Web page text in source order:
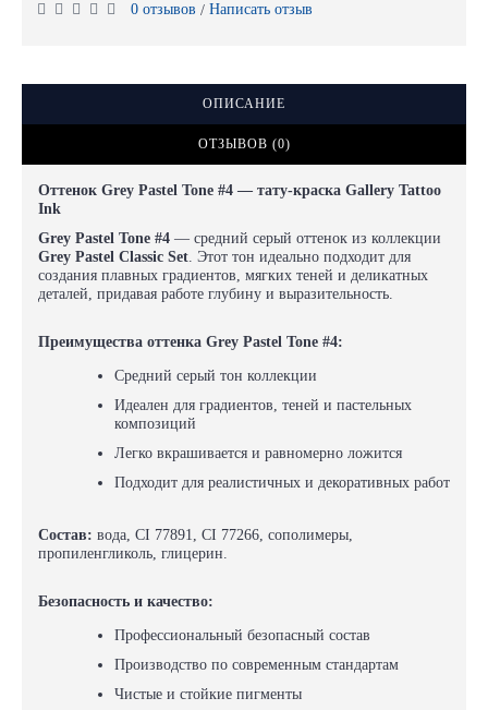
0 отзывов / Написать отзыв
ОПИСАНИЕ
ОТЗЫВОВ (0)
Оттенок Grey Pastel Tone #4 — тату-краска Gallery Tattoo
Ink
Grey Pastel Tone #4 — средний серый оттенок из коллекции
Grey Pastel Classic Set. Этот тон идеально подходит для
создания плавных градиентов, мягких теней и деликатных
деталей, придавая работе глубину и выразительность.
Преимущества оттенка Grey Pastel Tone #4:
Средний серый тон коллекции
Идеален для градиентов, теней и пастельных
композиций
Легко вкрашивается и равномерно ложится
Подходит для реалистичных и декоративных работ
Состав: вода, CI 77891, CI 77266, сополимеры,
пропиленгликоль, глицерин.
Безопасность и качество:
Профессиональный безопасный состав
Производство по современным стандартам
Чистые и стойкие пигменты